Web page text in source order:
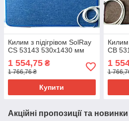
Килим з підігрівом SolRay
CS 53143 530x1430 мм
1 554,75 ₴
1 766,76 ₴
Купити
Килим
CB
1
1
Акційні пропозиції та новинки